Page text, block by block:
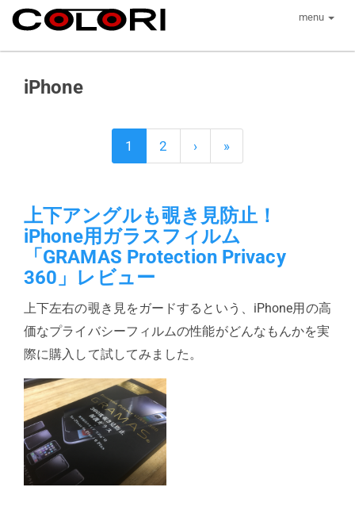
menu
iPhone
1 2 › »
上下アングルも覗き見防止！
iPhone用ガラスフィルム
「GRAMAS Protection Privacy
360」レビュー
上下左右の覗き見をガードするという、iPhone用の高
価なプライバシーフィルムの性能がどんなもんかを実
際に購入して試してみました。